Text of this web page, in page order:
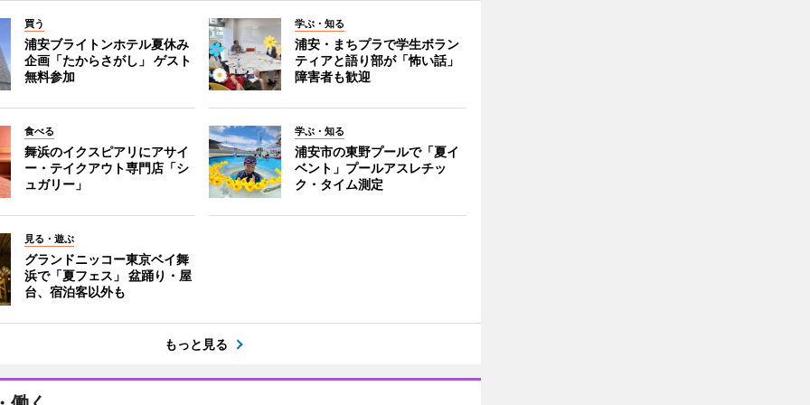
買う
浦安ブライトンホテル夏休み
企画「たからさがし」 ゲスト
無料参加
学ぶ・知る
浦安・まちプラで学生ボラン
ティアと語り部が「怖い話」
障害者も歓迎
食べる
舞浜のイクスピアリにアサイ
ー・テイクアウト専門店「シ
ュガリー」
学ぶ・知る
浦安市の東野プールで「夏イ
ベント」プールアスレチッ
ク・タイム測定
見る・遊ぶ
グランドニッコー東京ベイ舞
浜で「夏フェス」 盆踊り・屋
台、宿泊客以外も
もっと見る